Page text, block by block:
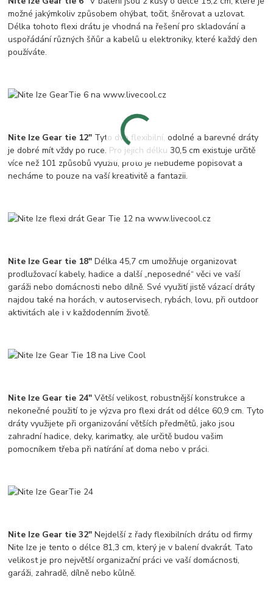
možné jakýmkoliv způsobem ohýbat, točit, šněrovat a uzlovat.
Délka tohoto flexi drátu je vhodná na řešení pro skladování a
uspořádání různých šňůr a kabelů u elektroniky, které každý den
používáte.
Nite Ize Gear tie 12" Tyto dva flexibilní, odolné a barevné dráty
je dobré mít vždy po ruce. Pro jejich délku 30,5 cm existuje určitě
více než 101 způsobů využití, proto je nebudeme popisovat a
necháme to pouze na vaší kreativitě a fantazii.
Nite Ize Gear tie 18" Délka 45,7 cm umožňuje organizovat
prodlužovací kabely, hadice a další „neposedné“ věci ve vaší
garáži nebo domácnosti nebo dílně. Své využití jistě vázací dráty
najdou také na horách, v autoservisech, rybách, lovu, při outdoor
aktivitách ale i v každodenním životě.
Nite Ize Gear tie 24" Větší velikost, robustnější konstrukce a
nekonečné použití to je výzva pro flexi drát od délce 60,9 cm. Tyto
dráty využijete při organizování větších předmětů, jako jsou
zahradní hadice, deky, karimatky, ale určitě budou vašim
pomocníkem třeba při natírání ať doma nebo v práci.
Nite Ize Gear tie 32" Nejdelší z řady flexibilních drátu od firmy
Nite Ize je tento o délce 81,3 cm, který je v balení dvakrát. Tato
velikost je pro největší organizační práci ve vaší domácnosti,
garáži, zahradě, dílně nebo kůlně.